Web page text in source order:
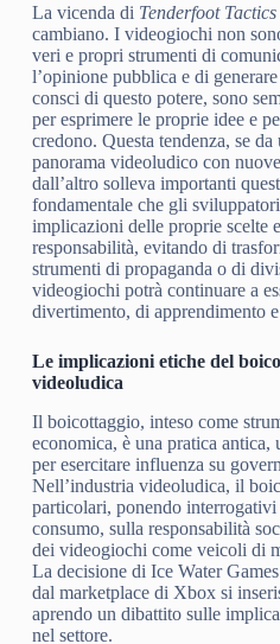
La vicenda di Tenderfoot Tactics
cambiano. I videogiochi non
veri e propri strumenti di
l’opinione pubblica e di
consci di questo potere, sono
per esprimere le proprie idee e
credono. Questa tendenza, se
panorama videoludico con
dall’altro solleva importanti
fondamentale che gli
implicazioni delle proprie scelte
responsabilità, evitando di
strumenti di propaganda o di
videogiochi potrà continuare a
divertimento, di apprendimento
Le implicazioni etiche del
videoludica
Il boicottaggio, inteso come
economica, è una pratica
per esercitare influenza su
Nell’industria videoludica, il
particolari, ponendo interrogativi
consumo, sulla responsabilità
dei videogiochi come veicoli di
La decisione di Ice Water
dal marketplace di Xbox si
aprendo un dibattito sulle
nel settore.